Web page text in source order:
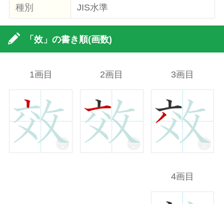
種別 JIS水準
「效」の書き順(画数)
1画目 2画目 3画目
4画目